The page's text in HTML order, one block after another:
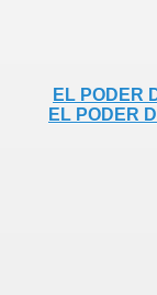
EL PODER
EL PODER